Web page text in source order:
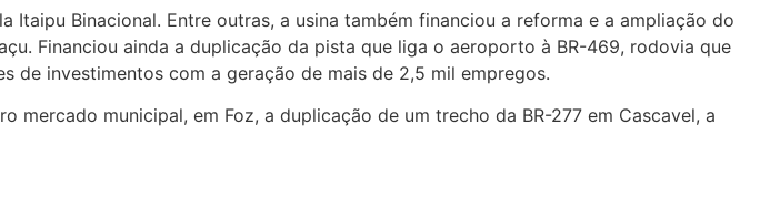
Binacional. Entre outras, a usina também financiou a reforma e a ampliação do
Financiou ainda a duplicação da pista que liga o aeroporto à BR-469, rodovia que
de investimentos com a geração de mais de 2,5 mil empregos.
municipal, em Foz, a duplicação de um trecho da BR-277 em Cascavel, a